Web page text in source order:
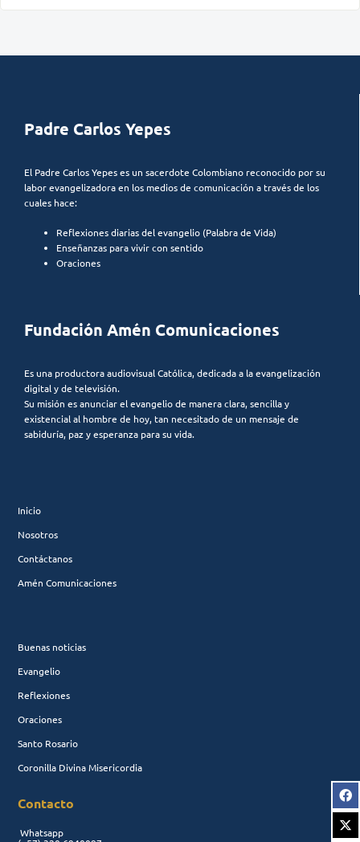
Padre Carlos Yepes
El Padre Carlos Yepes es un sacerdote Colombiano reconocido por su
labor evangelizadora en los medios de comunicación a través de los
cuales hace:
Reflexiones diarias del evangelio (Palabra de Vida)
Enseñanzas para vivir con sentido
Oraciones
Fundación Amén Comunicaciones
Es una productora audiovisual Católica, dedicada a la evangelización
digital y de televisión.
Su misión es anunciar el evangelio de manera clara, sencilla y
existencial al hombre de hoy, tan necesitado de un mensaje de
sabiduría, paz y esperanza para su vida.
Inicio
Nosotros
Contáctanos
Amén Comunicaciones
Buenas noticias
Evangelio
Reflexiones
Oraciones
Santo Rosario
Coronilla Divina Misericordia
Contacto
Whatsapp